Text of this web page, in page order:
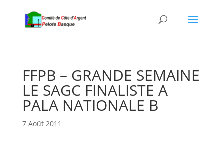
FFPB – GRANDE SEMAINE
LE SAGC FINALISTE A
PALA NATIONALE B
7 Août 2011